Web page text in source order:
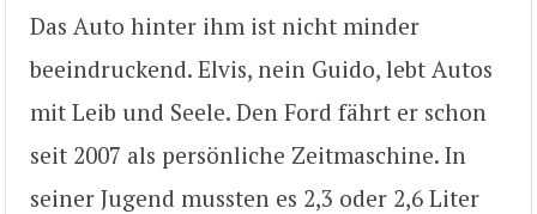
Das Auto hinter ihm ist nicht minder
beeindruckend. Elvis, nein Guido, lebt Autos
mit Leib und Seele. Den Ford fährt er schon
seit 2007 als persönliche Zeitmaschine. In
seiner Jugend mussten es 2,3 oder 2,6 Liter